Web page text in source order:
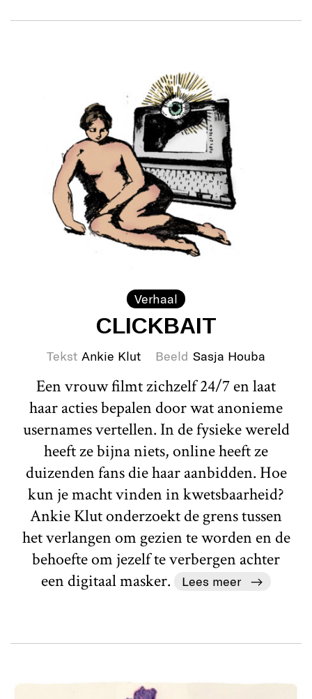
Verhaal
CLICKBAIT
Tekst Ankie Klut Beeld Sasja Houba
Een vrouw filmt zichzelf 24/7 en laat
haar acties bepalen door wat anonieme
usernames vertellen. In de fysieke wereld
heeft ze bijna niets, online heeft ze
duizenden fans die haar aanbidden. Hoe
kun je macht vinden in kwetsbaarheid?
Ankie Klut onderzoekt de grens tussen
het verlangen om gezien te worden en de
behoefte om jezelf te verbergen achter
een digitaal masker.
Lees meer